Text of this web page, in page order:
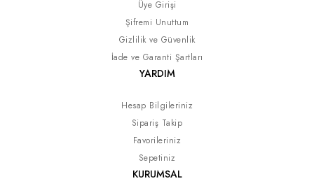
Üye Girişi
Şifremi Unuttum
Gizlilik ve Güvenlik
İade ve Garanti Şartları
YARDIM
Hesap Bilgileriniz
Sipariş Takip
Favorileriniz
Sepetiniz
KURUMSAL